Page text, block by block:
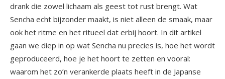
drank die zowel lichaam als geest tot rust brengt. Wat
Sencha echt bijzonder maakt, is niet alleen de smaak, maar
ook het ritme en het ritueel dat erbij hoort. In dit artikel
gaan we diep in op wat Sencha nu precies is, hoe het wordt
geproduceerd, hoe je het hoort te zetten en vooral:
waarom het zo’n verankerde plaats heeft in de Japanse